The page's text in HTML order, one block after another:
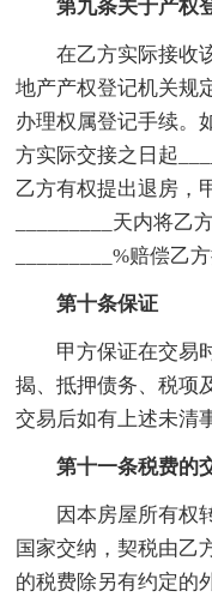
第九条关于产权
在乙方实际接收
地产产权登记机关规
办理权属登记手续。
方实际交接之日起
乙方有权提出退房，
_________天内将
_________%赔偿乙方
第十条保证
甲方保证在交易
揭、抵押债务、税项
交易后如有上述未清
第十一条税费的
因本房屋所有权
国家交纳，契税由乙
的税费除另有约定的